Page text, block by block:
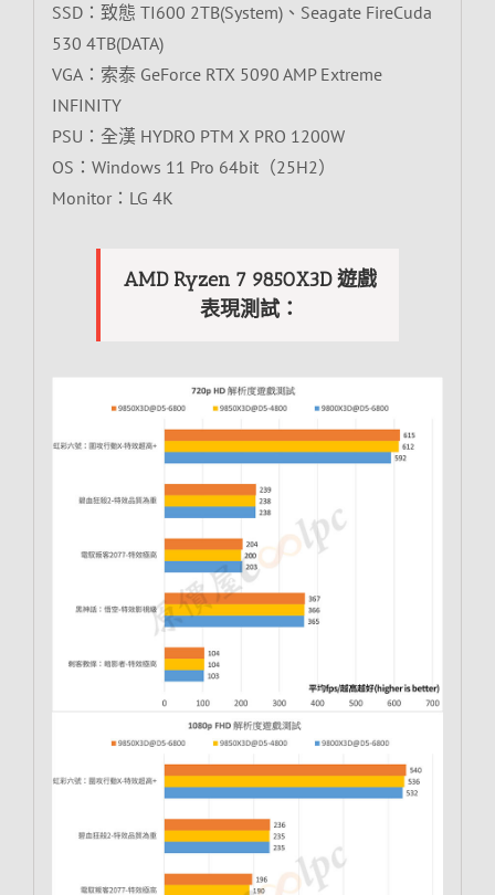
SSD：致態 TI600 2TB(System)、Seagate FireCuda
530 4TB(DATA)
VGA：索泰 GeForce RTX 5090 AMP Extreme
INFINITY
PSU：全漢 HYDRO PTM X PRO 1200W
OS：Windows 11 Pro 64bit（25H2）
Monitor：LG 4K
AMD Ryzen 7 9850X3D 遊戲
表現測試：